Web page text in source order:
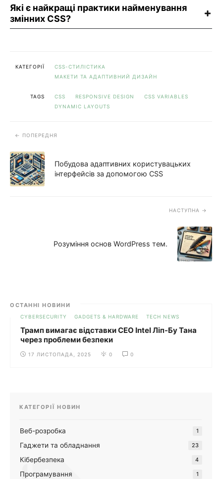
Які є найкращі практики найменування
змінних CSS?
КАТЕГОРІЇ
CSS-СТИЛІСТИКА
МАКЕТИ ТА АДАПТИВНИЙ ДИЗАЙН
TAGS CSS RESPONSIVE DESIGN
CSS VARIABLES
DYNAMIC LAYOUTS
ПОПЕРЕДНЯ
Побудова адаптивних користувацьких
інтерфейсів за допомогою CSS
НАСТУПНА
Розуміння основ WordPress тем.
ОСТАННІ НОВИНИ
CYBERSECURITY GADGETS & HARDWARE TECH NEWS
Трамп вимагає відставки CEO Intel Ліп-Бу Тана
через проблеми безпеки
17 ЛИСТОПАДА, 2025 0 0
КАТЕГОРІЇ НОВИН
Веб-розробка 1
Гаджети та обладнання 23
Кібербезпека 4
Програмування 1